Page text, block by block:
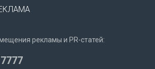
рекламы и PR-статей: